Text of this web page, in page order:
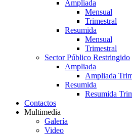
Ampliada
Mensual
Trimestral
Resumida
Mensual
Trimestral
Sector Público Restringido
Ampliada
Ampliada
Resumida
Resumida
Contactos
Multimedia
Galería
Video